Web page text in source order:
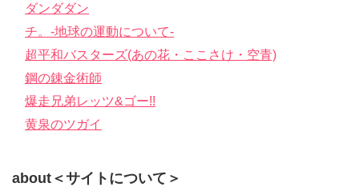
ダンダダン
チ。-地球の運動について-
超平和バスターズ(あの花・ここさけ・空青)
鋼の錬金術師
爆走兄弟レッツ&ゴー!!
黄泉のツガイ
about＜サイトについて＞